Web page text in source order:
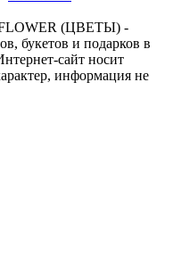
(ЦВЕТЫ) -
букетов и подарков в
сайт носит
информация не